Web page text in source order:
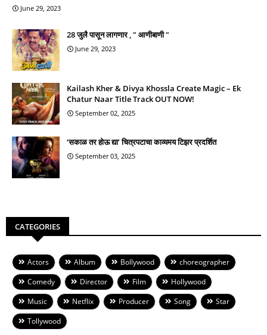
June 29, 2023
28 जुलै पासून लागणार , " आणीबाणी "
June 29, 2023
Kailash Kher & Divya Khossla Create Magic – Ek
Chatur Naar Title Track OUT NOW!
September 02, 2025
‘सकाळ तर होऊ द्या’ चित्रपटाचा काव्यमय टिझर प्रदर्शित
September 03, 2025
CATEGORIES
Actors Album Bollywood
choreographer
Comedy
Director Film
Hollywood
Music
Netflix Producer Song
Star
Tollywood